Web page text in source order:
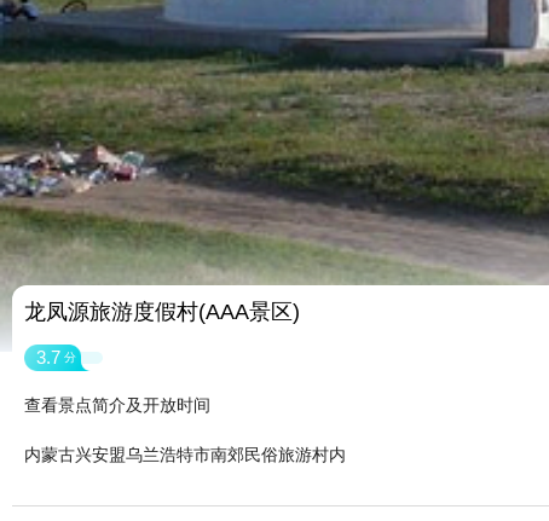
龙凤源旅游度假村(AAA景区)
3.7 分
查看景点简介及开放时间
内蒙古兴安盟乌兰浩特市南郊民俗旅游村内